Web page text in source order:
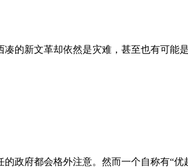
的新文革却依然是灾难，甚至也有可
政府都会格外注意。然而一个自称有“